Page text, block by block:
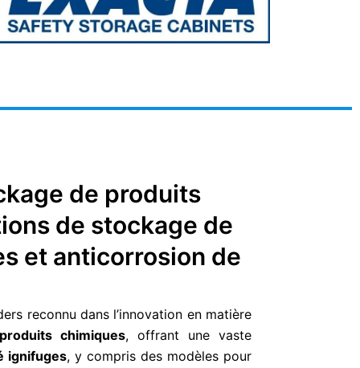
de produits
de stockage de
et anticorrosion de
reconnu dans l’innovation en matière
chimiques, offrant une vaste
ignifuges, y compris des modèles pour